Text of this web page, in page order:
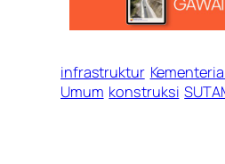
infrastruktur
Umum konstruksi